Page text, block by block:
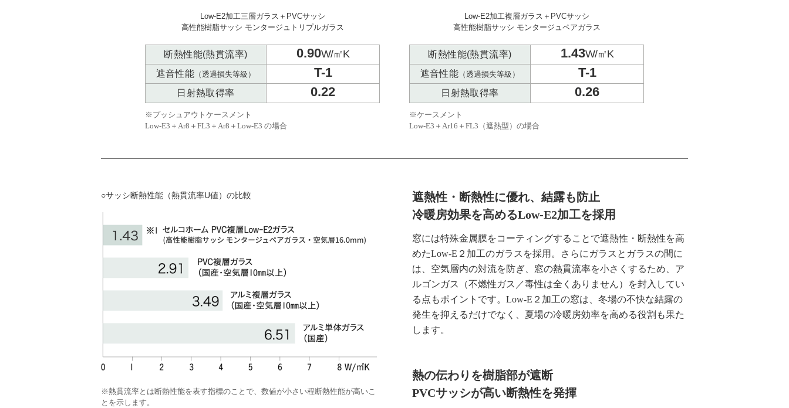
Low-E2加工三層ガラス＋PVCサッシ
高性能樹脂サッシ モンタージュトリプルガラス
断熱性能(熱貫流率) 0.90W/㎡K
遮音性能 （透過損失等級） T-1
日射熱取得率 0.22
※プッシュアウトケースメント
Low-E3＋Ar8＋FL3＋Ar8＋Low-E3 の場合
Low-E2加工複層ガラス＋PVCサッシ
高性能樹脂サッシ モンタージュペアガラス
断熱性能(熱貫流率) 1.43W/㎡K
遮音性能 （透過損失等級） T-1
日射熱取得率 0.26
※ケースメント
Low-E3＋Ar16＋FL3（遮熱型）の場合
遮熱性・断熱性に優れ、結露も防止
冷暖房効果を高めるLow-E2加工を採用
窓には特殊金属膜をコーティングすることで遮熱性・断熱性を高
めたLow‐E２加工のガラスを採用。さらにガラスとガラスの間に
は、空気層内の対流を防ぎ、窓の熱貫流率を小さくするため、ア
ルゴンガス（不燃性ガス／毒性は全くありません）を封入してい
る点もポイントです。Low‐E２加工の窓は、冬場の不快な結露の
発生を抑えるだけでなく、夏場の冷暖房効率を高める役割も果た
します。
熱の伝わりを樹脂部が遮断
PVCサッシが高い断熱性を発揮
サッシ断熱性能（熱貫流率U値）の比較
※熱貫流率とは断熱性能を表す指標のことで、数値が小さい程断熱性能が高いこ
とを示します。